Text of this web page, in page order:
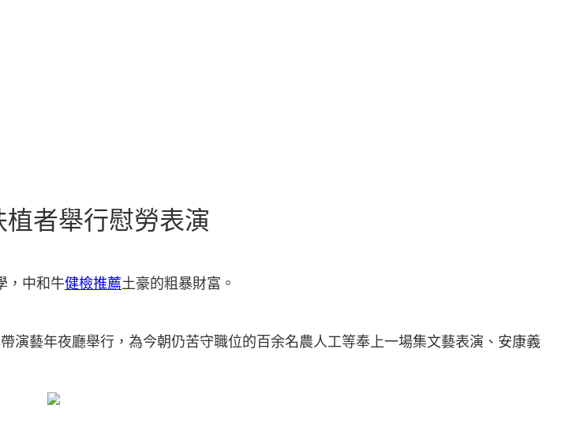
者舉行慰勞表演
，中和牛健檢推薦土豪的粗暴財富。
演藝年夜廳舉行，為今朝仍苦守職位的百余名農人工等奉上一場集文藝表演、安康義